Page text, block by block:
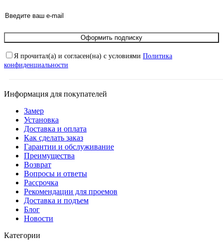
Оформить подписку
Я прочитал(а) и согласен(на) с условиями Политика
конфиденциальности
Информация для покупателей
Замер
Установка
Доставка и оплата
Как сделать заказ
Гарантии и обслуживание
Преимущества
Возврат
Вопросы и ответы
Рассрочка
Рекомендации для проемов
Доставка и подъем
Блог
Новости
Категории